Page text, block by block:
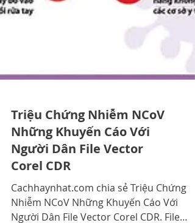
Triệu Chứng Nhiễm NCoV
Những Khuyến Cáo Với
Người Dân File Vector
Corel CDR